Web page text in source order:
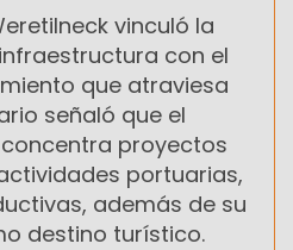
vinculó la
con el
que atraviesa
señaló que el
concentra proyectos
portuarias,
además de su
destino turístico.